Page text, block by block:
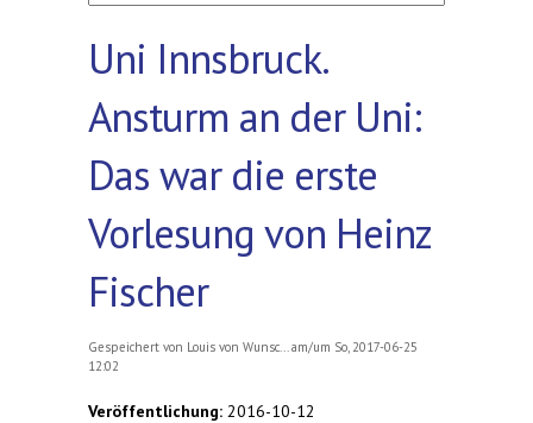
Uni Innsbruck.
Ansturm an der Uni:
Das war die erste
Vorlesung von Heinz
Fischer
Gespeichert von Louis von Wunsc...
am/um So, 2017-06-25
12:02
Veröffentlichung: 2016-10-12